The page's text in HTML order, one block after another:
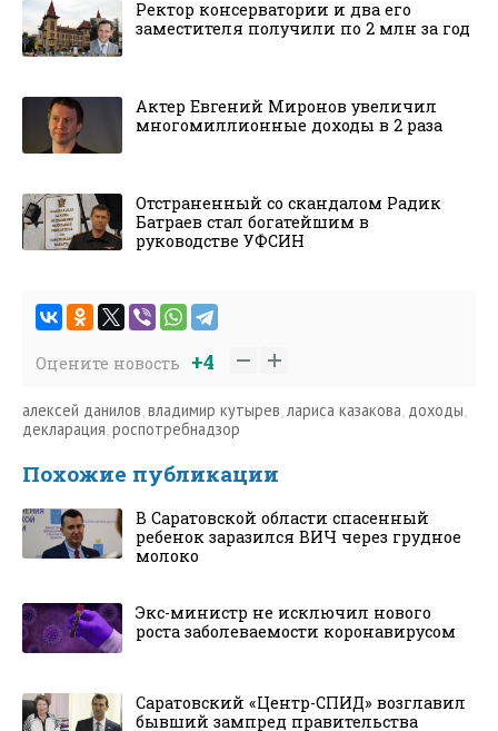
Ректор консерватории и два его
заместителя получили по 2 млн за год
Актер Евгений Миронов увеличил
многомиллионные доходы в 2 раза
Отстраненный со скандалом Радик
Батраев стал богатейшим в
руководстве УФСИН
Оцените новость +4
алексей данилов владимир кутырев лариса казакова доходы
декларация роспотребнадзор
Похожие публикации
В Саратовской области спасенный
ребенок заразился ВИЧ через грудное
молоко
Экс-министр не исключил нового
роста заболеваемости коронавирусом
Саратовский «Центр-СПИД» возглавил
бывший зампред правительства